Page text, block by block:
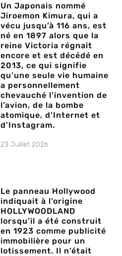
Un Japonais nommé
Jiroemon Kimura, qui a
vécu jusqu’à 116 ans, est
né en 1897 alors que la
reine Victoria régnait
encore et est décédé en
2013, ce qui signifie
qu’une seule vie humaine
a personnellement
chevauché l’invention de
l’avion, de la bombe
atomique, d’Internet et
d’Instagram.
23 Juillet 2026
Le panneau Hollywood
indiquait à l’origine
HOLLYWOODLAND
lorsqu’il a été construit
en 1923 comme publicité
immobilière pour un
lotissement. Il n’était